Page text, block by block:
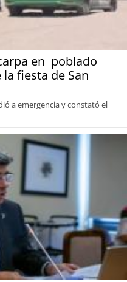
en poblado
fiesta de San
a emergencia y constató el